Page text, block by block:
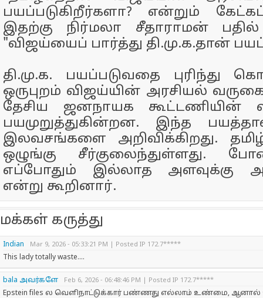
பயப்படுகிறீர்களா? என்றும்
இதற்கு நிர்மலா சீதாராமன்
"விஜய்யைப் பார்த்து தி.மு.க.தான்
தி.மு.க. பயப்படுவதை புரிந்து
ஒருபுறம் விஜய்யின் அரசியல்
தேசிய ஜனநாயக கூட்டணியின்
பயமுறுத்துகின்றன. இந்த
இலவசங்களை அறிவிக்கிறது.
ஒழுங்கு சீர்குலைந்துள்ளது.
எப்போதும் இல்லாத அளவுக்கு
என்று கூறினார்.
மக்கள் கருத்து
Indian
Mar 9, 2026 - 05:33:21 PM | Posted IP 172.7*****
This lady totally waste....
bala அவர்களே
Feb 6, 2026 - 06:48:46 PM | Posted IP 172.7*****
Epstein files ல வெளிநாட்டுக்கார் பண்ணது எல்லாம் உண்மை,